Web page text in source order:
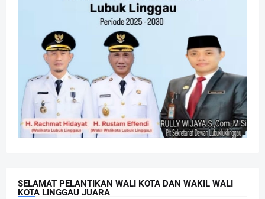
SELAMAT PELANTIKAN WALI KOTA DAN WAKIL WALI
KOTA LINGGAU JUARA